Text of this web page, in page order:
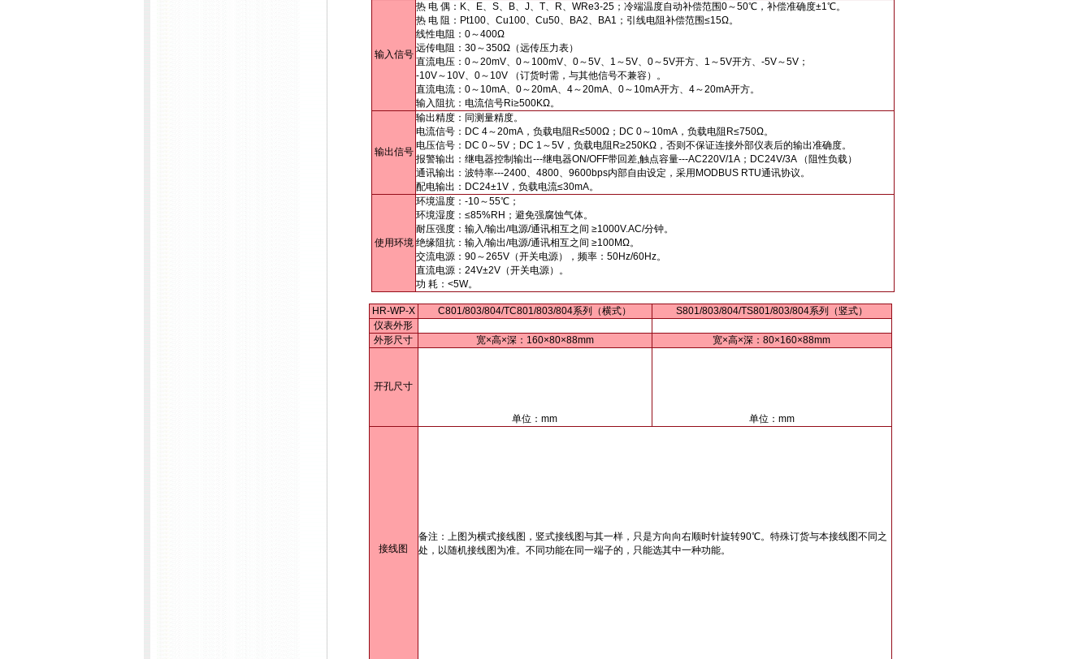
输入信号
热 电 偶：K、E、S、B、J、T、R、WRe3-25；冷端温度自动补偿范围0～50℃，补偿准确度±1℃。
热 电 阻：Pt100、Cu100、Cu50、BA2、BA1；引线电阻补偿范围≤15Ω。
线性电阻：0～400Ω
远传电阻：30～350Ω（远传压力表）
直流电压：0～20mV、0～100mV、0～5V、1～5V、0～5V开方、1～5V开方、-5V～5V；
-10V～10V、0～10V （订货时需，与其他信号不兼容）。
直流电流：0～10mA、0～20mA、4～20mA、0～10mA开方、4～20mA开方。
输入阻抗：电流信号Ri≥500KΩ。
输出信号
输出精度：同测量精度。
电流信号：DC 4～20mA，负载电阻R≤500Ω；DC 0～10mA，负载电阻R≤750Ω。
电压信号：DC 0～5V；DC 1～5V，负载电阻R≥250KΩ，否则不保证连接外部仪表后的输出准确度。
报警输出：继电器控制输出---继电器ON/OFF带回差,触点容量---AC220V/1A；DC24V/3A （阻性负载）
通讯输出：波特率---2400、4800、9600bps内部自由设定，采用MODBUS RTU通讯协议。
配电输出：DC24±1V，负载电流≤30mA。
使用环境
环境温度：-10～55℃；
环境湿度：≤85%RH；避免强腐蚀气体。
耐压强度：输入/输出/电源/通讯相互之间 ≥1000V.AC/分钟。
绝缘阻抗：输入/输出/电源/通讯相互之间 ≥100MΩ。
交流电源：90～265V（开关电源），频率：50Hz/60Hz。
直流电源：24V±2V（开关电源）。
功 耗：<5W。
HR-WP-X C801/803/804/TC801/803/804系列（横式）
S801/803/804/TS801/803/804系列（竖式）
仪表外形
外形尺寸
宽×高×深：160×80×88mm 宽×高×深：80×160×88mm
开孔尺寸
单位：mm 单位：mm
接线图
备注：上图为横式接线图，竖式接线图与其一样，只是方向向右顺时针旋转90℃。特殊订货与本接线图不同之
处，以随机接线图为准。不同功能在同一端子的，只能选其中一种功能。